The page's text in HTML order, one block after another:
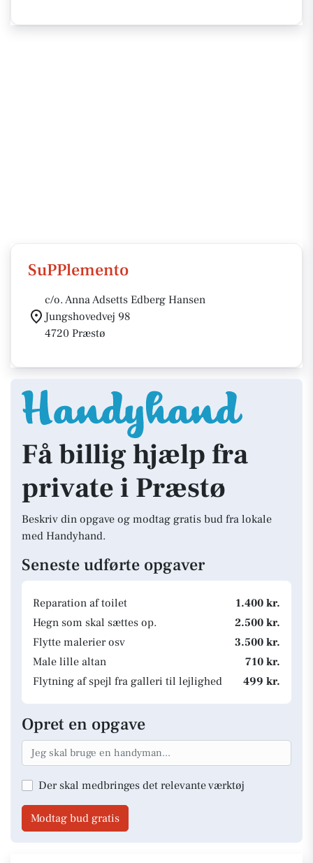
SuPPlemento
c/o. Anna Adsetts Edberg Hansen
Jungshovedvej 98
4720 Præstø
Få billig hjælp fra
private i Præstø
Beskriv din opgave og modtag gratis bud fra lokale
med Handyhand.
Seneste udførte opgaver
Reparation af toilet
1.400 kr.
Hegn som skal sættes op.
2.500 kr.
Flytte malerier osv
3.500 kr.
Male lille altan
710 kr.
Flytning af spejl fra galleri til lejlighed
499 kr.
Opret en opgave
Der skal medbringes det relevante værktøj
Modtag bud gratis